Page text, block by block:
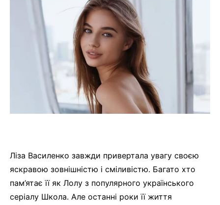
Ліза Василенко завжди привертала увагу своєю
яскравою зовнішністю і сміливістю. Багато хто
пам’ятає її як Лолу з популярного українського
серіалу Школа. Але останні роки її життя